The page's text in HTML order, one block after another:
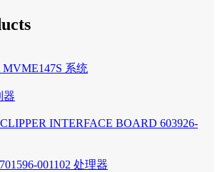
系统
器
INTERFACE BOARD 603926-
001102 处理器